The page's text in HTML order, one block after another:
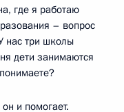
где я работаю
– вопрос
нас три школы
дети занимаются
и помогает.